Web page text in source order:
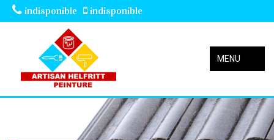
indisponible indisponible
MENU